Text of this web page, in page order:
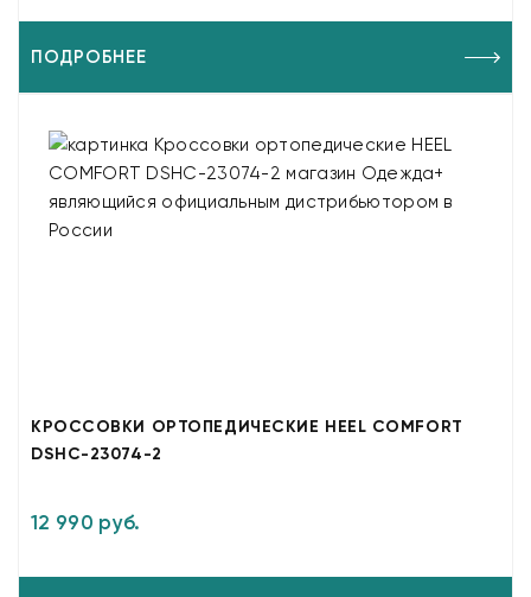
ПОДРОБНЕЕ
КРОССОВКИ ОРТОПЕДИЧЕСКИЕ HEEL COMFORT
DSHC-23074-2
12 990 руб.